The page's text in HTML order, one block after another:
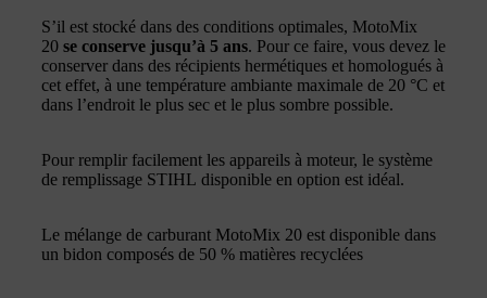
S’il est stocké dans des conditions optimales, MotoMix
20 se conserve jusqu’à 5 ans. Pour ce faire, vous devez le
conserver dans des récipients hermétiques et homologués à
cet effet, à une température ambiante maximale de 20 °C et
dans l’endroit le plus sec et le plus sombre possible.
Pour remplir facilement les appareils à moteur, le système
de remplissage STIHL disponible en option est idéal.
Le mélange de carburant MotoMix 20 est disponible dans
un bidon composés de 50 % matières recyclées